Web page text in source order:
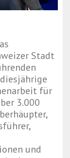
Stadt
für
3.000
und